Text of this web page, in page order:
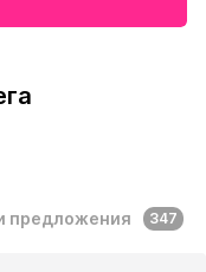
предложения 347